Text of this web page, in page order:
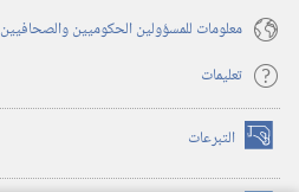
معلومات للمسؤولين الحكوميين والصحافيين
تعليمات
التبرعات (يفتح
نافذة